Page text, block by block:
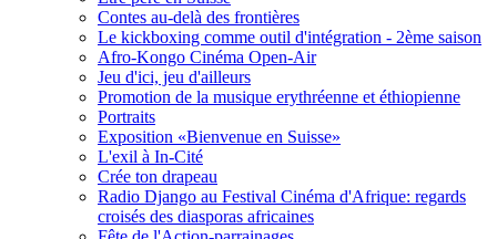
Contes au-delà des frontières
Le kickboxing comme outil d'intégration - 2ème saison
Afro-Kongo Cinéma Open-Air
Jeu d'ici, jeu d'ailleurs
Promotion de la musique erythréenne et éthiopienne
Portraits
Exposition «Bienvenue en Suisse»
L'exil à In-Cité
Crée ton drapeau
Radio Django au Festival Cinéma d'Afrique: regards
croisés des diasporas africaines